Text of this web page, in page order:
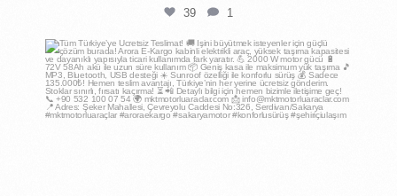
39 1
mktmotorluaraclar
Nis 18